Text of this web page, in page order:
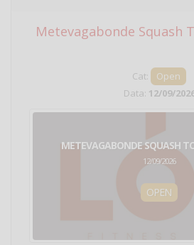
Metevagabonde Squash
Cat:
Open
Data: 12/09/
METEVAGABONDE SQUASH
12/09/2026
OPEN